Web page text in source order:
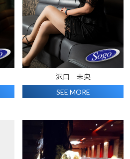
沢口 未央
SEE MORE